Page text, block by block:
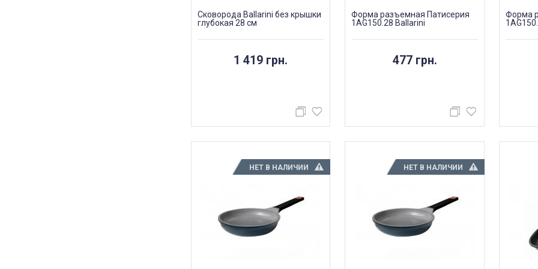
Сковорода Ballarini без крышки
глубокая 28 см
1 419 грн.
Форма разъемная Патисерия
1AG150.28 Ballarini
477 грн.
Форма
НЕТ В НАЛИЧИИ НЕТ В НАЛИЧИИ